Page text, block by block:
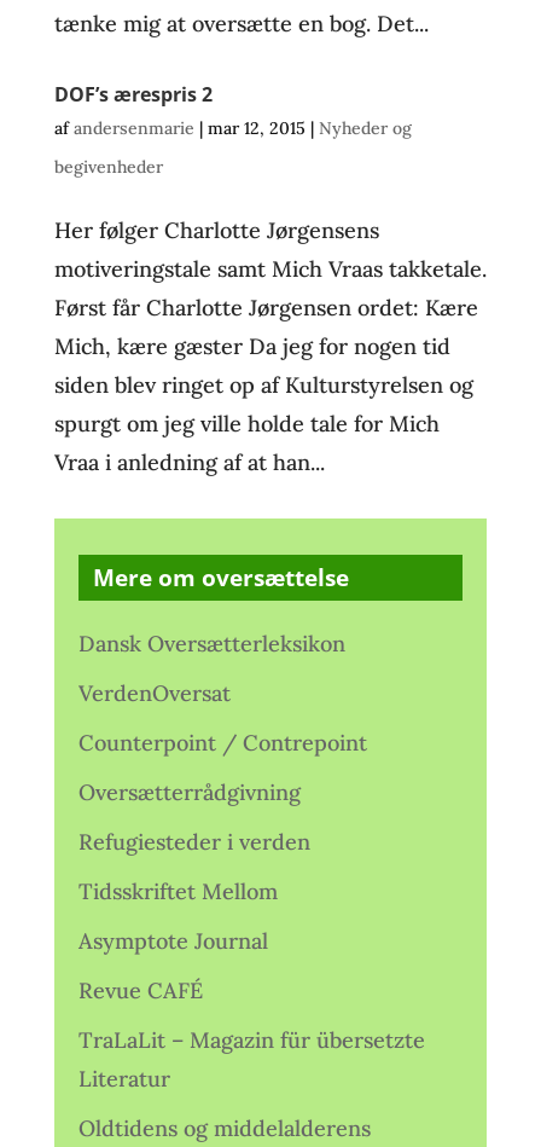
tænke mig at oversætte en bog. Det...
DOF’s ærespris 2
afandersenmarie | mar 12, 2015 | Nyheder og
begivenheder
Her følger Charlotte Jørgensens
motiveringstale samt Mich Vraas takketale.
Først får Charlotte Jørgensen ordet: Kære
Mich, kære gæster Da jeg for nogen tid
siden blev ringet op af Kulturstyrelsen og
spurgt om jeg ville holde tale for Mich
Vraa i anledning af at han...
Mere om oversættelse
Dansk Oversætterleksikon
VerdenOversat
Counterpoint / Contrepoint
Oversætterrådgivning
Refugiesteder i verden
Tidsskriftet Mellom
Asymptote Journal
Revue CAFÉ
TraLaLit – Magazin für übersetzte
Literatur
Oldtidens og middelalderens